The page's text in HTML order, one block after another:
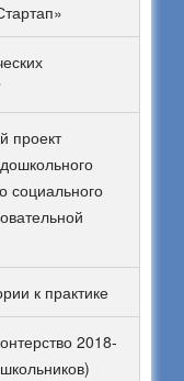
проект
социального
к практике
2018-